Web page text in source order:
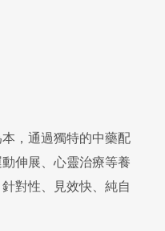
，通過獨特的中藥配
伸展、心靈治療等養
對性、見效快、純自